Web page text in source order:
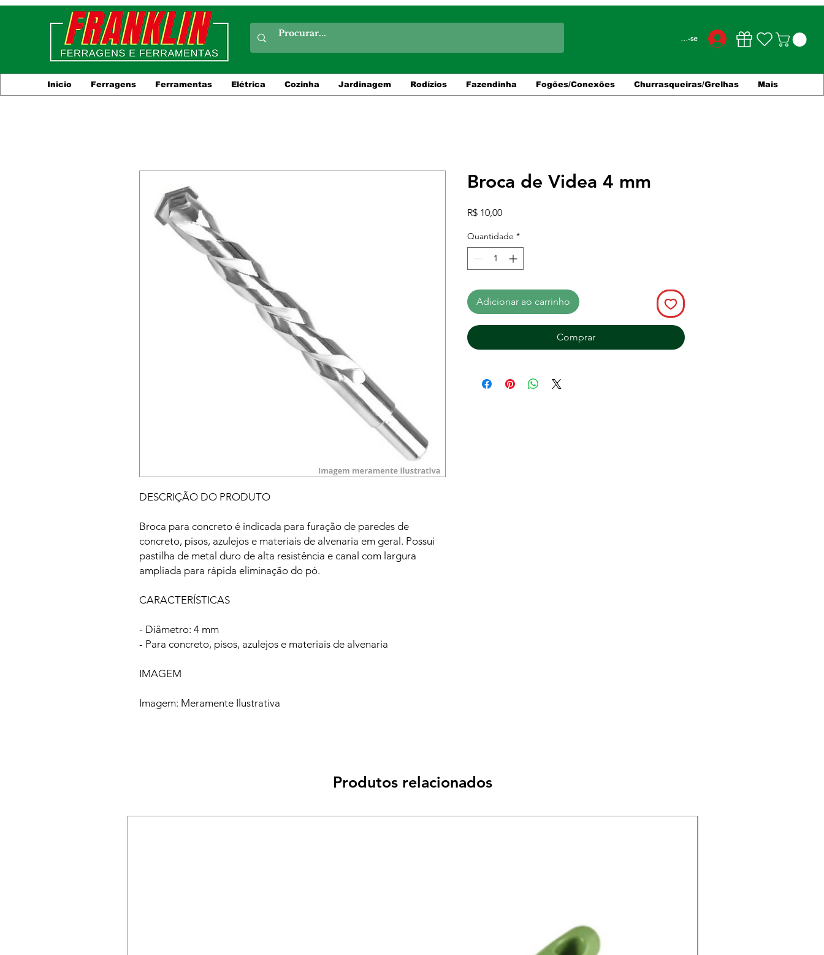
Conecte-se
Inicio Ferragens Ferramentas Elétrica Cozinha Jardinagem Rodízios Fazendinha Fogões/Conexões Churrasqueiras/Grelhas Mais
DESCRIÇÃO DO PRODUTO
Broca para concreto é indicada para furação de paredes de
concreto, pisos, azulejos e materiais de alvenaria em geral. Possui
pastilha de metal duro de alta resistência e canal com largura
ampliada para rápida eliminação do pó.
CARACTERÍSTICAS
- Diâmetro: 4 mm
- Para concreto, pisos, azulejos e materiais de alvenaria
IMAGEM
Imagem: Meramente Ilustrativa
Broca de Videa 4 mm
R$ 10,00Preço
Quantidade *
Adicionar ao carrinho
Comprar
Produtos relacionados